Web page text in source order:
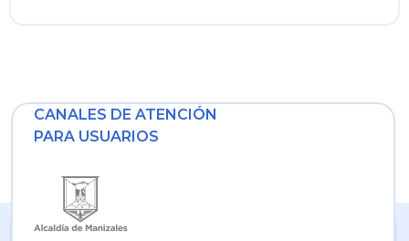
CANALES DE ATENCIÓN
PARA USUARIOS